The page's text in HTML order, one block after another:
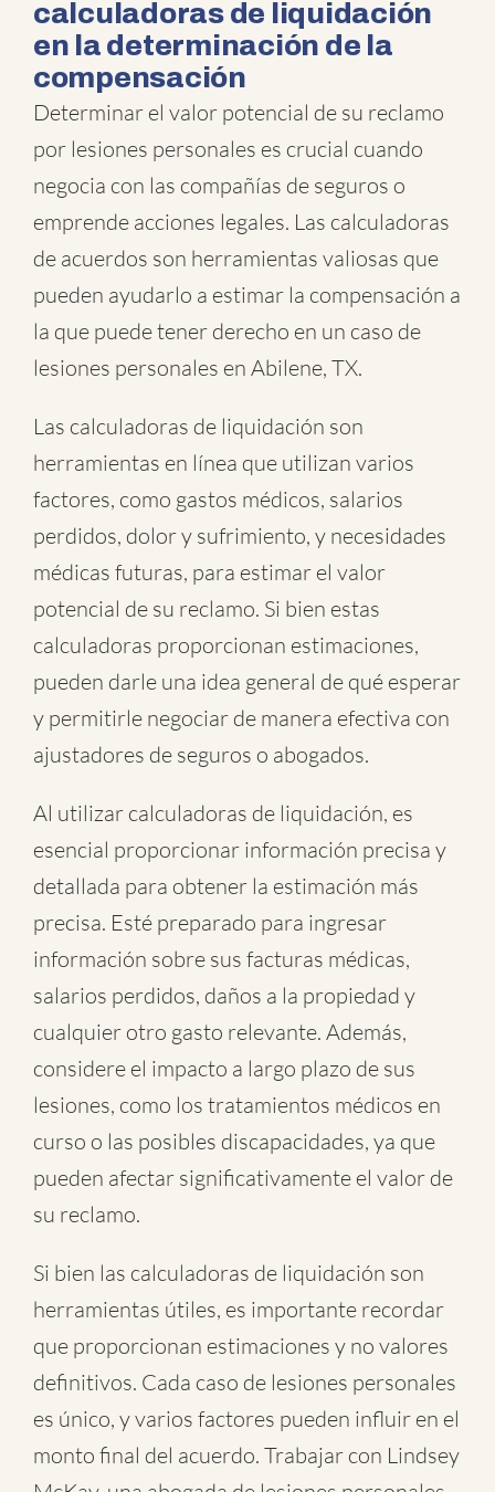
calculadoras de liquidación
en la determinación de la
compensación
Determinar el valor potencial de su reclamo
por lesiones personales es crucial cuando
negocia con las compañías de seguros o
emprende acciones legales. Las calculadoras
de acuerdos son herramientas valiosas que
pueden ayudarlo a estimar la compensación a
la que puede tener derecho en un caso de
lesiones personales en Abilene, TX.
Las calculadoras de liquidación son
herramientas en línea que utilizan varios
factores, como gastos médicos, salarios
perdidos, dolor y sufrimiento, y necesidades
médicas futuras, para estimar el valor
potencial de su reclamo. Si bien estas
calculadoras proporcionan estimaciones,
pueden darle una idea general de qué esperar
y permitirle negociar de manera efectiva con
ajustadores de seguros o abogados.
Al utilizar calculadoras de liquidación, es
esencial proporcionar información precisa y
detallada para obtener la estimación más
precisa. Esté preparado para ingresar
información sobre sus facturas médicas,
salarios perdidos, daños a la propiedad y
cualquier otro gasto relevante. Además,
considere el impacto a largo plazo de sus
lesiones, como los tratamientos médicos en
curso o las posibles discapacidades, ya que
pueden afectar significativamente el valor de
su reclamo.
Si bien las calculadoras de liquidación son
herramientas útiles, es importante recordar
que proporcionan estimaciones y no valores
definitivos. Cada caso de lesiones personales
es único, y varios factores pueden influir en el
monto final del acuerdo. Trabajar con Lindsey